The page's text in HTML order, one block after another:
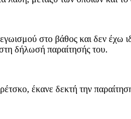
στο βάθος και δεν έχω
δήλωσή παραίτησής του.
έκανε δεκτή την παραίτηση